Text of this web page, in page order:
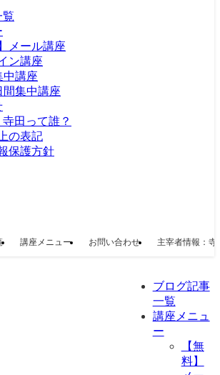
覧
メール講座
ン講座
中講座
間集中講座
田って誰？
の表記
保護方針
講座メニュー お問い合わせ 主宰者情報：寺
ブログ記事
一覧
講座メニュ
ー
【無
料】